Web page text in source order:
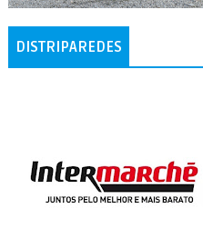
DISTRIPAREDES